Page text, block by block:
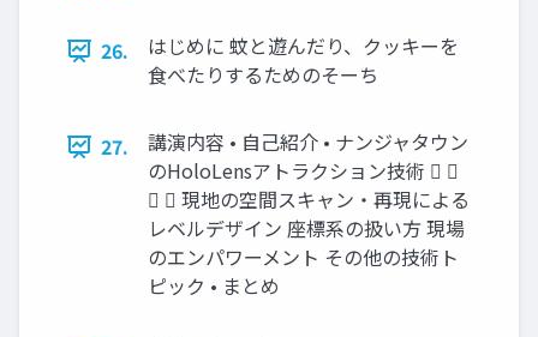
26.
はじめに 蚊と遊んだり、クッキーを
食べたりするためのそーち
27.
講演内容 • 自己紹介 • ナンジャタウン
のHoloLensアトラクション技術  
  現地の空間スキャン・再現による
レベルデザイン 座標系の扱い方 現場
のエンパワーメント その他の技術ト
ピック • まとめ